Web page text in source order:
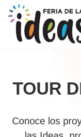
TOUR
Conoce los